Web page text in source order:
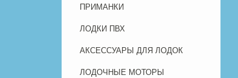
ПРИМАНКИ
ЛОДКИ ПВХ
АКСЕССУАРЫ ДЛЯ ЛОДОК
ЛОДОЧНЫЕ МОТОРЫ